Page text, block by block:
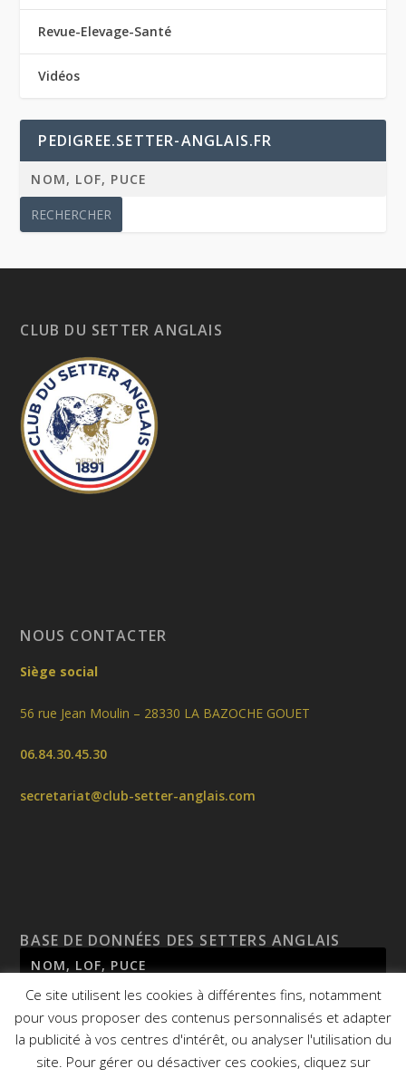
Revue-Elevage-Santé
Vidéos
PEDIGREE.SETTER-ANGLAIS.FR
CLUB DU SETTER ANGLAIS
NOUS CONTACTER
Siège social
56 rue Jean Moulin – 28330 LA BAZOCHE GOUET
06.84.30.45.30
secretariat@club-setter-anglais.com
BASE DE DONNÉES DES SETTERS ANGLAIS
Ce site utilisent les cookies à différentes fins, notamment
pour vous proposer des contenus personnalisés et adapter
la publicité à vos centres d'intérêt, ou analyser l'utilisation du
site. Pour gérer ou désactiver ces cookies, cliquez sur